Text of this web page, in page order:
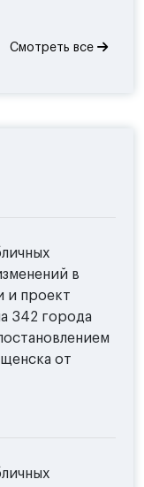
Смотреть все
в
и проект
342 города
от